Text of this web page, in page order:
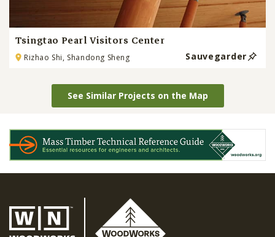
Tsingtao Pearl Visitors Center
Rizhao Shi, Shandong Sheng Sauvegarder
See Similar Projects on the Map